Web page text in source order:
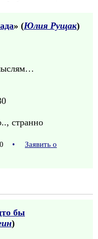
» (Юлия Рущак)
странно
•
Заявить о
бы
)